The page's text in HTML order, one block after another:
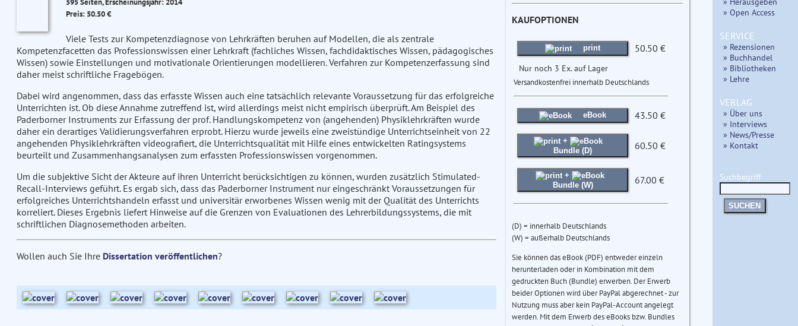
Preis: 50.50 €
Viele Tests zur Kompetenzdiagnose von Lehrkräften beruhen auf Modellen, die als zentrale
Kompetenzfacetten das Professionswissen einer Lehrkraft (fachliches Wissen, fachdidaktisches Wissen, pädagogisches
Wissen) sowie Einstellungen und motivationale Orientierungen modellieren. Verfahren zur Kompetenzerfassung sind
daher meist schriftliche Fragebögen.
Dabei wird angenommen, dass das erfasste Wissen auch eine tatsächlich relevante Voraussetzung für das erfolgreiche
Unterrichten ist. Ob diese Annahme zutreffend ist, wird allerdings meist nicht empirisch überprüft. Am Beispiel des
Paderborner Instruments zur Erfassung der prof. Handlungskompetenz von (angehenden) Physiklehrkräften wurde
daher ein derartiges Validierungsverfahren erprobt. Hierzu wurde jeweils eine zweistündige Unterrichtseinheit von 22
angehenden Physiklehrkräften videografiert, die Unterrichtsqualität mit Hilfe eines entwickelten Ratingsystems
beurteilt und Zusammenhangsanalysen zum erfassten Professionswissen vorgenommen.
Um die subjektive Sicht der Akteure auf ihren Unterricht berücksichtigen zu können, wurden zusätzlich Stimulated-
Recall-Interviews geführt. Es ergab sich, dass das Paderborner Instrument nur eingeschränkt Voraussetzungen für
erfolgreiches Unterrichtshandeln erfasst und universitär erworbenes Wissen wenig mit der Qualität des Unterrichts
korreliert. Dieses Ergebnis liefert Hinweise auf die Grenzen von Evaluationen des Lehrerbildungssystems, die mit
schriftlichen Diagnosemethoden arbeiten.
Wollen auch Sie Ihre Dissertation veröffentlichen?
KAUFOPTIONEN
print 50.50 €
Nur noch 3 Ex. auf Lager
Versandkostenfrei innerhalb Deutschlands
eBook 43.50 €
+
Bundle (D)
60.50 €
+
Bundle (W)
67.00 €
(D) = innerhalb Deutschlands
(W) = außerhalb Deutschlands
Sie können das eBook (PDF) entweder einzeln
herunterladen oder in Kombination mit dem
gedruckten Buch (Bundle) erwerben. Der Erwerb
beider Optionen wird über PayPal abgerechnet - zur
Nutzung muss aber kein PayPal-Account angelegt
werden. Mit dem Erwerb des eBooks bzw. Bundles
» Open Access
SERVICE
» Rezensionen
» Buchhandel
» Bibliotheken
» Lehre
VERLAG
» Über uns
» Interviews
» News/Presse
» Kontakt
Suchbegriff
SUCHEN